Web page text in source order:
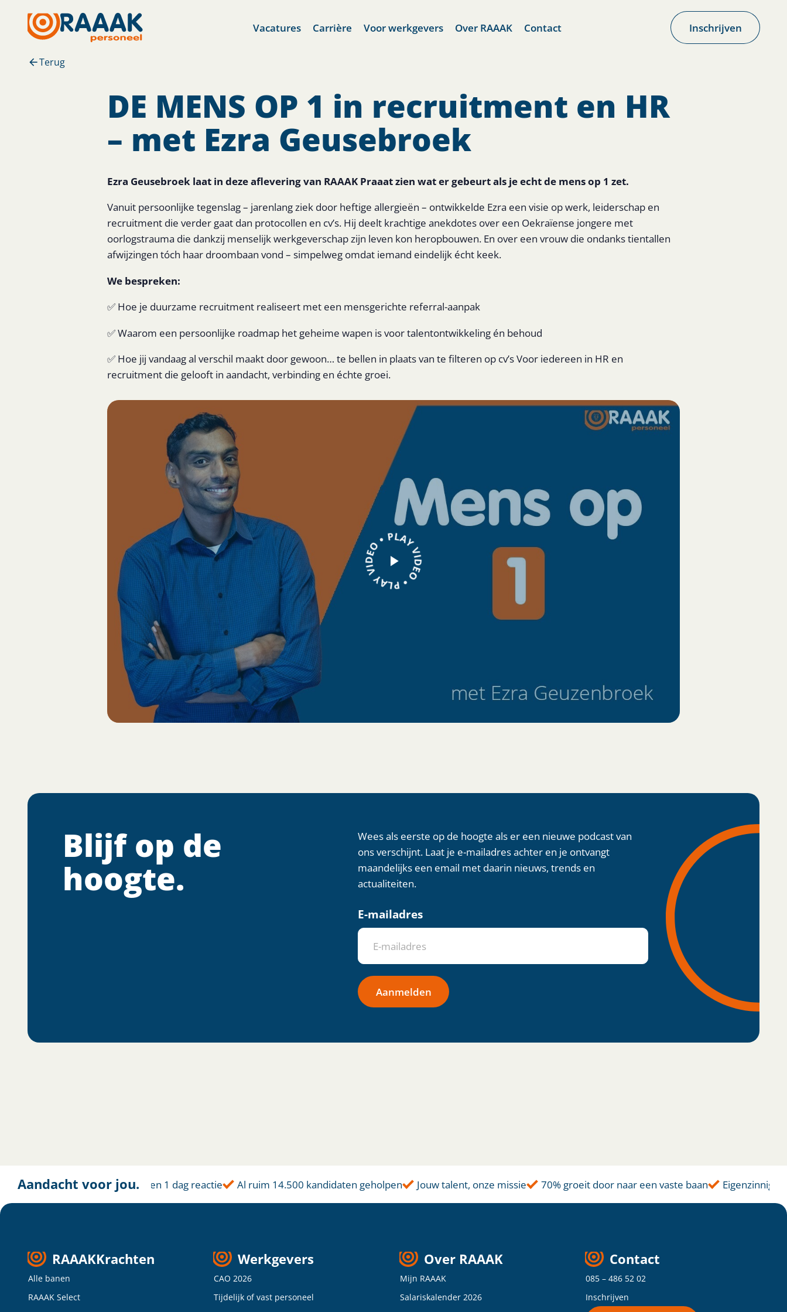
Vacatures Carrière Voor werkgevers Over RAAAK Contact Inschrijven
Terug
DE MENS OP 1 in recruitment en HR
– met Ezra Geusebroek
Ezra Geusebroek laat in deze aflevering van RAAAK Praaat zien wat er gebeurt als je echt de mens op 1 zet.
Vanuit persoonlijke tegenslag – jarenlang ziek door heftige allergieën – ontwikkelde Ezra een visie op werk, leiderschap en
recruitment die verder gaat dan protocollen en cv’s. Hij deelt krachtige anekdotes over een Oekraïense jongere met
oorlogstrauma die dankzij menselijk werkgeverschap zijn leven kon heropbouwen. En over een vrouw die ondanks tientallen
afwijzingen tóch haar droombaan vond – simpelweg omdat iemand eindelijk écht keek.
We bespreken:
✅ Hoe je duurzame recruitment realiseert met een mensgerichte referral-aanpak
✅ Waarom een persoonlijke roadmap het geheime wapen is voor talentontwikkeling én behoud
✅ Hoe jij vandaag al verschil maakt door gewoon… te bellen in plaats van te filteren op cv’s Voor iedereen in HR en
recruitment die gelooft in aandacht, verbinding en échte groei.
Blijf op de
hoogte.
Wees als eerste op de hoogte als er een nieuwe podcast van
ons verschijnt. Laat je e-mailadres achter en je ontvangt
maandelijks een email met daarin nieuws, trends en
actualiteiten.
E-mailadres
Aanmelden
Aandacht voor jou.
Altijd dichtbij Binnen 1 dag reactie Al ruim 14.500 kandidaten geholpen Jouw talent, onze missie 70% groeit door naar een vaste baan Eigenzinnige
RAAAKKrachten
Alle banen
RAAAK Select
Werkgevers
CAO 2026
Tijdelijk of vast personeel
Over RAAAK
Mijn RAAAK
Salariskalender 2026
Contact
085 – 486 52 02
Inschrijven